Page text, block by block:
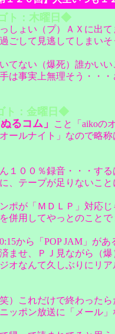
ト：木曜日◆
しょい（プ）ＡＸに出
ごして見逃してしまい
てない（爆死）誰かいい
は事実上無理そう・・・
ト：金曜日◆
ぬるコム」
こと「aikoの
ールナイト」なので略
１００％録音・・・す
、テープが足りないこ
ポが「ＭＤＬＰ」対応
併用してやっとのこと
から「POP JAM」が
ませ、ＰＪ見ながら（爆
オなんて久しぶりにリ
）これだけで終わったら
ッポン放送に「メール